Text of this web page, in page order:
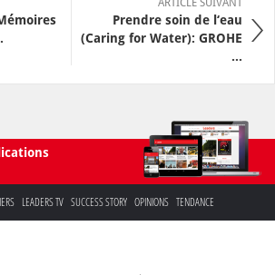
ARTICLE SUIVANT
Prendre soin de l‘eau
(Caring for Water): GROHE
...
LEADERS TV SUCCESS STORY OPINIONS TENDANCE